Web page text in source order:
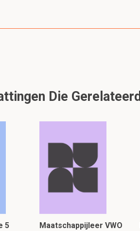
Die
5
Maatschappijleer VWO